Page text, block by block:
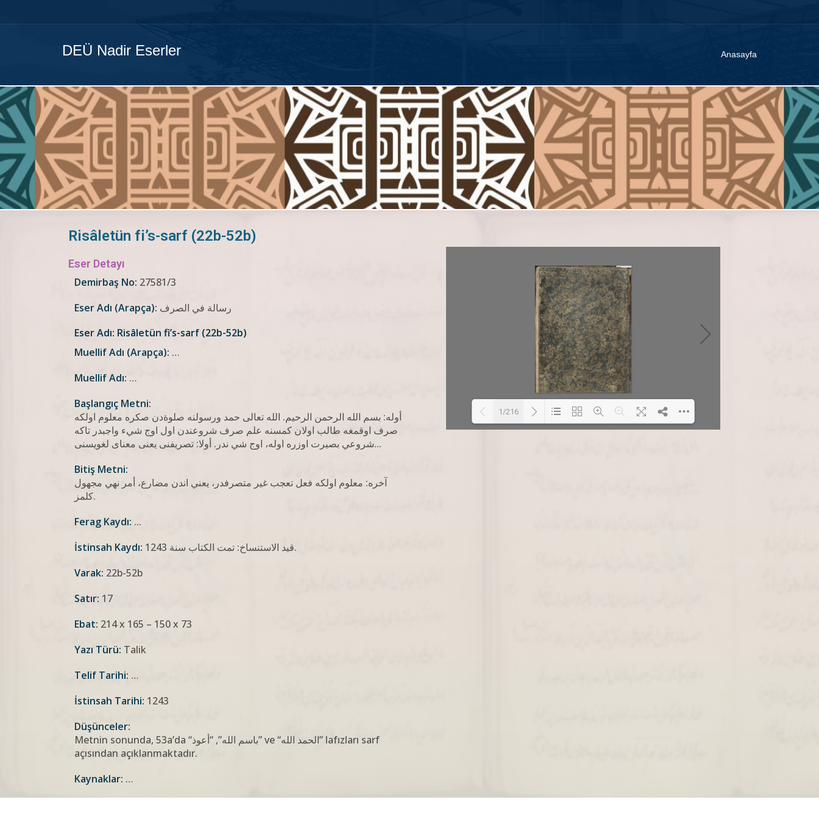
DEÜ Nadir Eserler Anasayfa
Risâletün fi’s-sarf (22b-52b)
Eser Detayı
Demirbaş No: 27581/3
Eser Adı (Arapça): رسالة في الصرف
Eser Adı: Risâletün fi’s-sarf (22b-52b)
Muellif Adı (Arapça): …
Muellif Adı: …
Başlangıç Metni:
أوله: بسم الله الرحمن الرحيم. الله تعالى حمد ورسولنه صلوةدن صكره معلوم اولكه
صرف اوقمغه طالب اولان كمسنه علم صرف شروعندن اول اوج شيء واجبدر تاكه
شروعي بصيرت اوزره اوله، اوج شي ندر. أولا: تصريفنی يعنی معنای لغويسنی...
Bitiş Metni:
آخره: معلوم اولکه فعل تعجب غير متصرفدر، يعني اندن مضارع، أمر نهي مجهول
كلمز.
Ferag Kaydı: ...
İstinsah Kaydı:
قيد الاستنساخ: تمت الكتاب سنة 1243.
Varak: 22b-52b
Satır: 17
Ebat: 214 x 165 – 150 x 73
Yazı Türü: Talik
Telif Tarihi: …
İstinsah Tarihi: 1243
Düşünceler:
Metnin sonunda, 53a’da “باسم الله”, “أعوذ” ve “الحمد الله” lafızları sarf
açısından açıklanmaktadır.
Kaynaklar: …
1/216